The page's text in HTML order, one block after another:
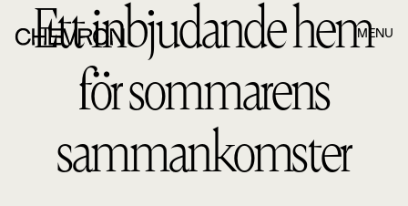
MENU
Ett inbjudande hem
för sommarens
sammankomster
Boka ett möte när det passar dig bäst!
När du har fyllt i formuläret nedan kommer våra
konsulter att kontakta dig. När du har fyllt i formuläret